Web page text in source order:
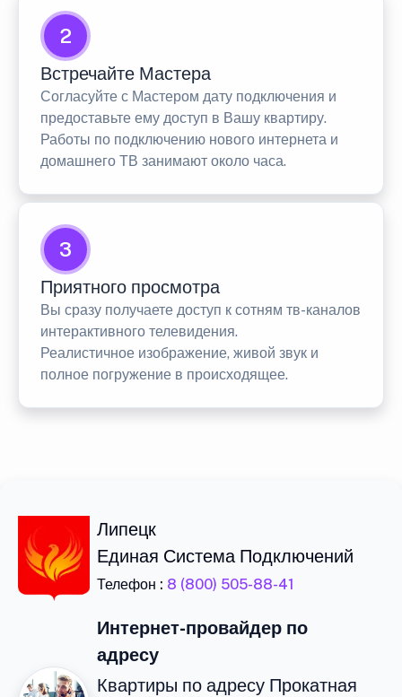
2
Встречайте Мастера
Согласуйте с Мастером дату подключения и
предоставьте ему доступ в Вашу квартиру.
Работы по подключению нового интернета и
домашнего ТВ занимают около часа.
3
Приятного просмотра
Вы сразу получаете доступ к сотням тв-каналов
интерактивного телевидения.
Реалистичное изображение, живой звук и
полное погружение в происходящее.
Липецк
Единая Система Подключений
Телефон : 8 (800) 505-88-41
Интернет-провайдер по
адресу
Квартиры по адресу Прокатная